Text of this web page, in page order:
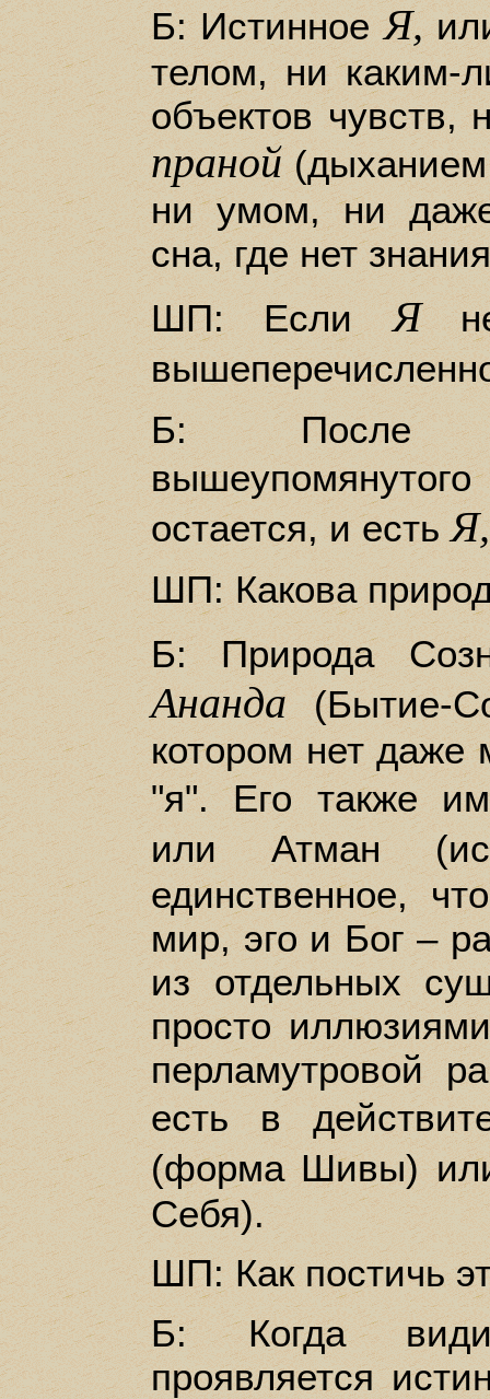
Б: ИстинноеЯ,
телом, ни каким-
объектов чувств,
праной
ни умом, ни даже
сна, где нет
ШП: ЕслиЯне
Б: После
остается, и естьЯ,
ШП: Какова
Б: Природа
Ананда (Бытие-
котором нет
"я". Его также
или Атман
единственное,
мир, эго и Бог –
из отдельных
просто
перламутровой
есть в
(форма Шивы)
Себя).
ШП: Как постичь
Б: Когда
проявляется